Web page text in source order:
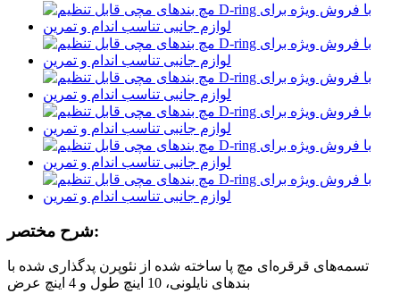
شرح مختصر:
تسمه‌های قرقره‌ای مچ پا ساخته شده از نئوپرن پدگذاری شده با
بندهای نایلونی، 10 اینچ طول و 4 اینچ عرض